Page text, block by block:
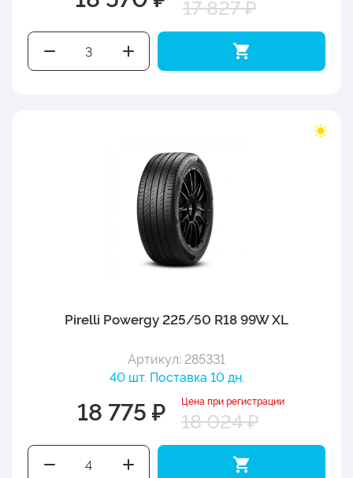
17 827 ₽
Pirelli Powergy 225/50 R18 99W XL
Артикул: 285331
40 шт. Поставка 10 дн.
18 775 ₽ Цена при регистрации
18 024 ₽